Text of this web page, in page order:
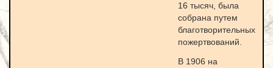
16 тысяч, была
собрана путем
благотворительных
пожертвований.
В 1906 на